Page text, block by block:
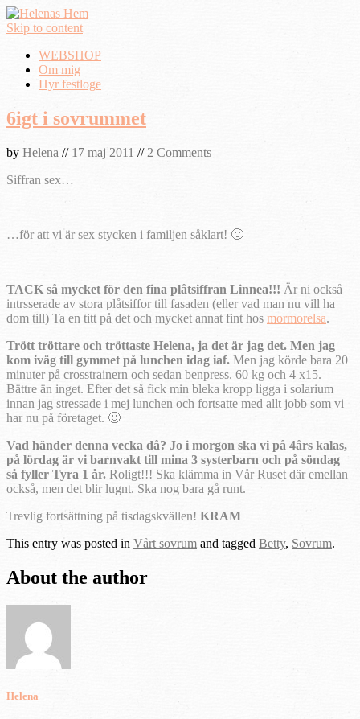
Skip to content
WEBSHOP
Om mig
Hyr festloge
6igt i sovrummet
by Helena // 17 maj 2011 // 2 Comments
Siffran sex…
…för att vi är sex stycken i familjen såklart! 🙂
TACK så mycket för den fina plåtsiffran Linnea!!! Är ni också
intrsserade av stora plåtsiffor till fasaden (eller vad man nu vill ha
dom till) Ta en titt på det och mycket annat fint hos mormorelsa.
Trött tröttare och tröttaste Helena, ja det är jag det. Men jag
kom iväg till gymmet på lunchen idag iaf. Men jag körde bara 20
minuter på crosstrainern och sedan benpress. 60 kg och 4 x15.
Bättre än inget. Efter det så fick min bleka kropp ligga i solarium
innan jag stressade i mej lunchen och fortsatte med allt jobb som vi
har nu på företaget. 🙂
Vad händer denna vecka då? Jo i morgon ska vi på 4års kalas,
på lördag är vi barnvakt till mina 3 systerbarn och på söndag
så fyller Tyra 1 år. Roligt!!! Ska klämma in Vår Ruset där emellan
också, men det blir lugnt. Ska nog bara gå runt.
Trevlig fortsättning på tisdagskvällen! KRAM
This entry was posted in Vårt sovrum and tagged Betty, Sovrum.
About the author
Helena